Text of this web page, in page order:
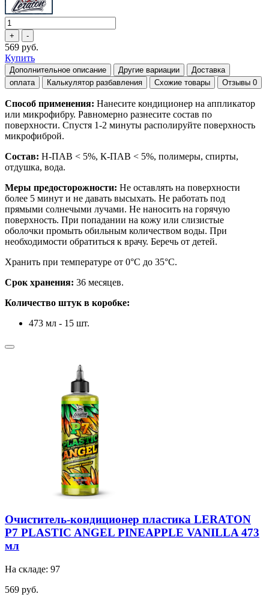
569 руб.
Купить
Дополнительное описание Другие вариации
Доставка
оплата
Калькулятор разбавления Схожие товары Отзывы 0
Способ применения: Нанесите кондиционер на аппликатор
или микрофибру. Равномерно разнесите состав по
поверхности. Спустя 1-2 минуты располируйте поверхность
микрофиброй.
Состав: Н-ПАВ < 5%, К-ПАВ < 5%, полимеры, спирты,
отдушка, вода.
Меры предосторожности: Не оставлять на поверхности
более 5 минут и не давать высыхать. Не работать под
прямыми солнечыми лучами. Не наносить на горячую
поверхность. При попадании на кожу или слизистые
оболочки промыть обильным количеством воды. При
необходимости обратиться к врачу. Беречь от детей.
Хранить при температуре от 0°С до 35°С.
Срок хранения: 36 месяцев.
Количество штук в коробке:
473 мл - 15 шт.
Очиститель-кондиционер пластика LERATON
P7 PLASTIC ANGEL PINEAPPLE VANILLA 473
мл
На складе: 97
569 руб.